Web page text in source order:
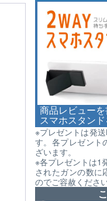
商品レビュー
スマホスタン
※プレゼントは発
す。各プレゼント
ざいます。
※各プレゼントは1
されたガンの数に
のでご容赦ください